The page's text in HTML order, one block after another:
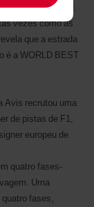
para conduzir.
vezes como as
que a estrada
é a WORLD BEST
Avis recrutou uma
de pistas de F1,
europeu de
quatro fases-
Uma
fases,